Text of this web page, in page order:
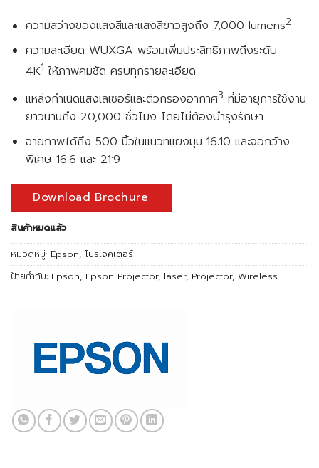
ความสว่างของแสงสีและแสงสีขาวสูงถึง 7,000 lumens2
ความละเอียด WUXGA พร้อมเพิ่มประสิทธิภาพถึงระดับ
4K1 ให้ภาพคมชัด ครบทุกรายละเอียด
แหล่งกำเนิดแสงเลเซอร์และตัวกรองอากาศ3 ที่มีอายุการใช้งาน
ยาวนานถึง 20,000 ชั่วโมง โดยไม่ต้องบำรุงรักษา
ฉายภาพได้ถึง 500 นิ้วในแนวทแยงมุม 16:10 และจอกว้าง
พิเศษ 16:6 และ 21:9
Download Brochure
สินค้าหมดแล้ว
หมวดหมู่: Epson, โปรเจคเตอร์
ป้ายกำกับ: Epson, Epson Projector, laser, Projector, Wireless